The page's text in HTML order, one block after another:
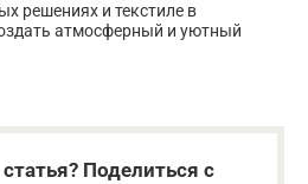
решениях и текстиле в
атмосферный и уютный
Поделиться с